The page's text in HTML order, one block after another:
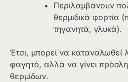
Περιλαμβάνουν
θερμιδικά φορτία
τηγανητά, γλυκά).
Έτσι, μπορεί να καταναλωθεί
φαγητό, αλλά να γίνει
θερμίδων.